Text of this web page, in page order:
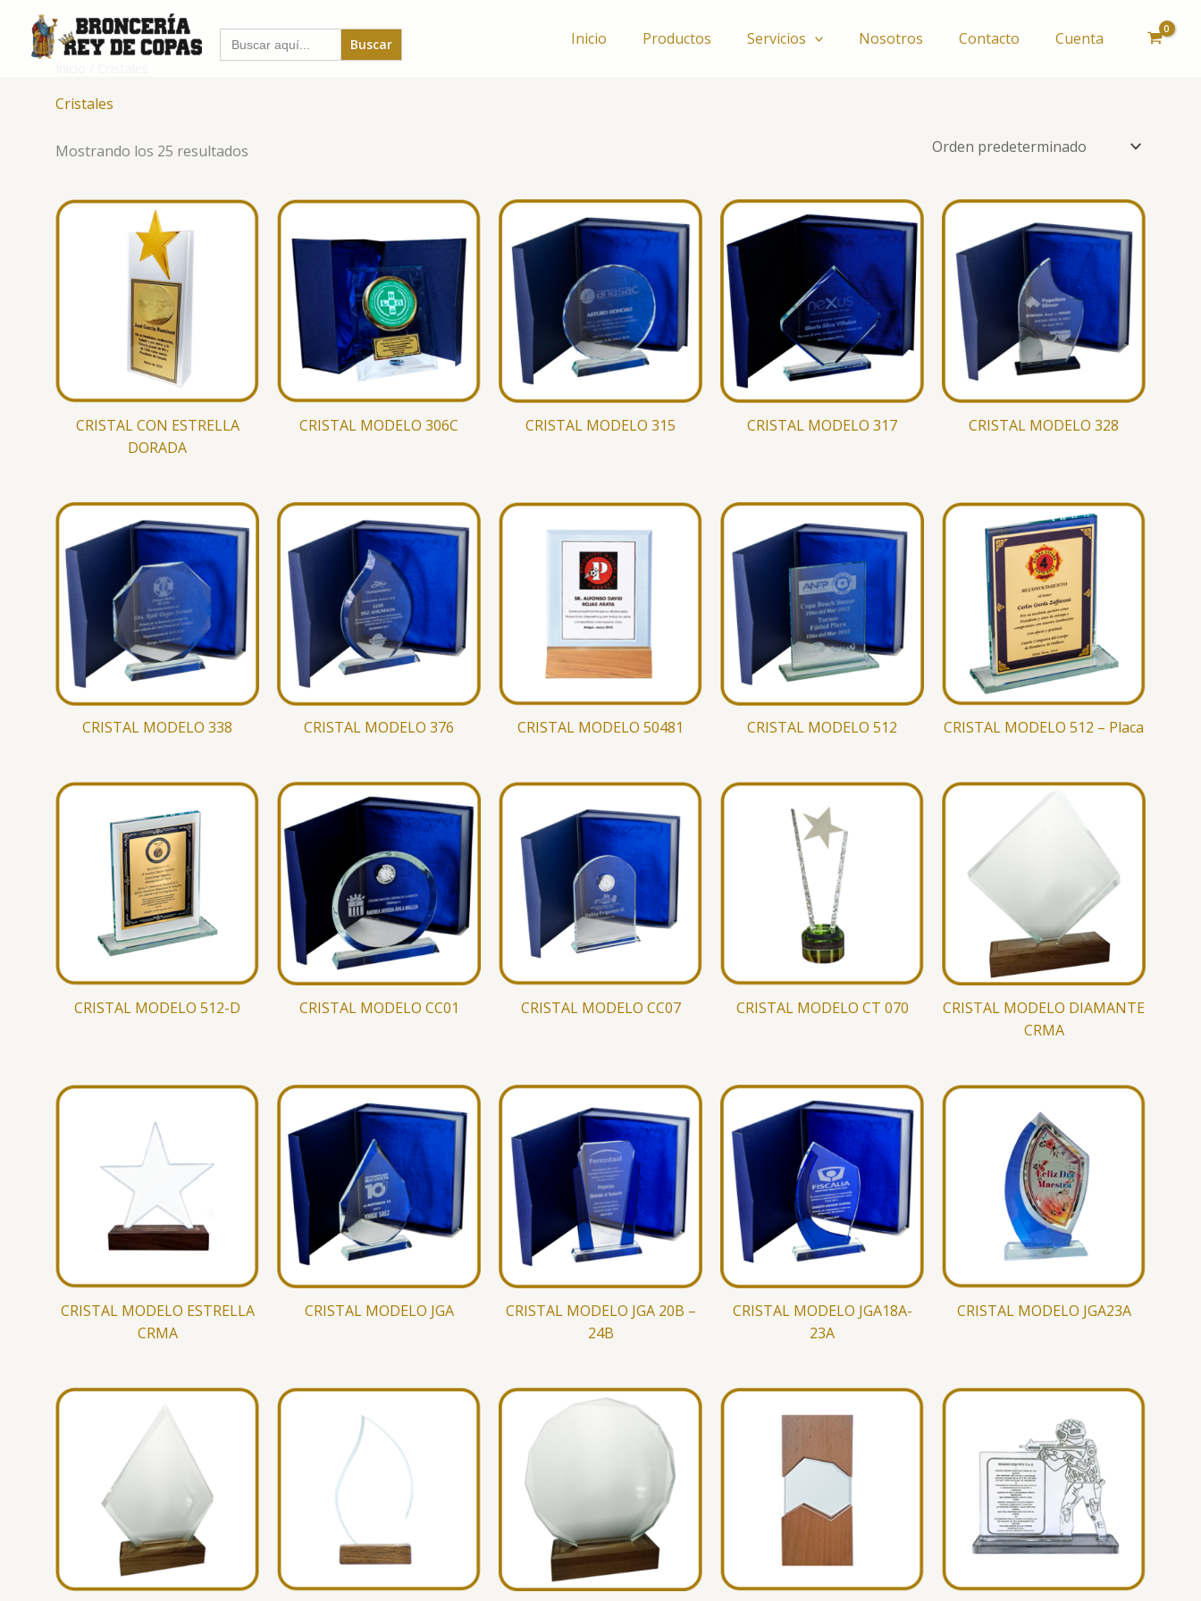
contenido
Buscar: Inicio Productos Servicios Nosotros Contacto Cuenta
Cristales
Mostrando los 25 resultados
CRISTAL CON ESTRELLA
DORADA
CRISTAL MODELO 306C CRISTAL MODELO 315 CRISTAL MODELO 317 CRISTAL MODELO 328
CRISTAL MODELO 338 CRISTAL MODELO 376 CRISTAL MODELO 50481 CRISTAL MODELO 512 CRISTAL MODELO 512 – Placa
CRISTAL MODELO 512-D CRISTAL MODELO CC01 CRISTAL MODELO CC07 CRISTAL MODELO CT 070
CRISTAL MODELO DIAMANTE
CRMA
CRISTAL MODELO ESTRELLA
CRMA
CRISTAL MODELO JGA
CRISTAL MODELO JGA 20B –
24B
CRISTAL MODELO JGA18A-
23A
CRISTAL MODELO JGA23A